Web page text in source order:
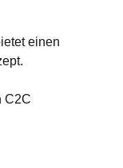
einen
C2C